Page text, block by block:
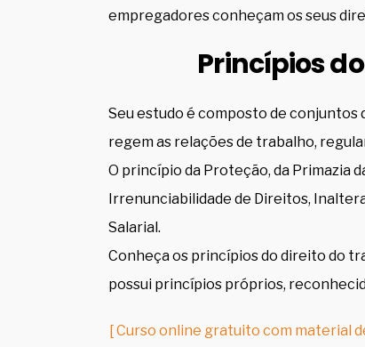
empregadores conheçam os seus
Princípios
Seu estudo é composto de conjuntos
regem as relações de trabalho,
O princípio da Proteção, da Primazia
Irrenunciabilidade de Direitos,
Salarial.
Conheça os princípios do direito do
possui princípios próprios,
[ Curso online gratuito com material